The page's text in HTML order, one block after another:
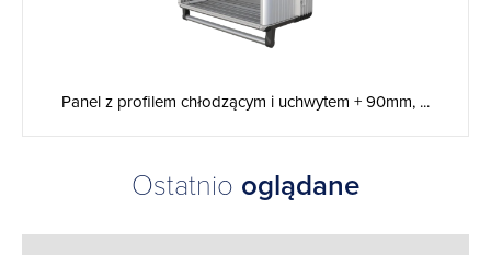
Panel z profilem chłodzącym i uchwytem + 90mm, ...
Ostatnio oglądane